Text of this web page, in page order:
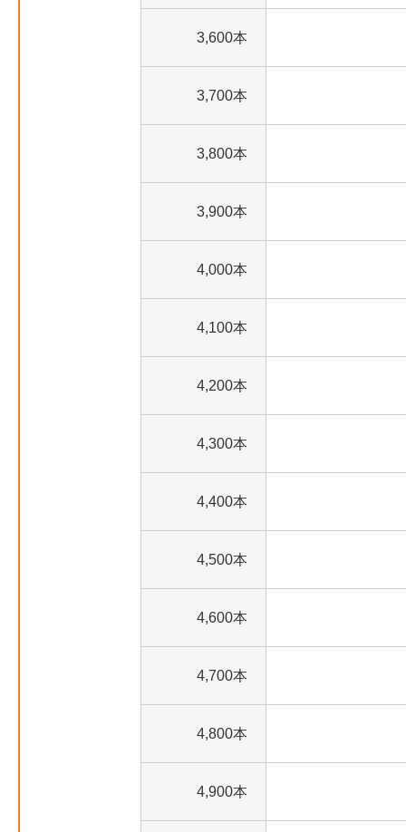
3,600本
3,700本
3,800本
3,900本
4,000本
4,100本
4,200本
4,300本
4,400本
4,500本
4,600本
4,700本
4,800本
4,900本